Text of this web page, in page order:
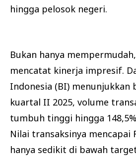
hingga pelosok negeri.
Bukan hanya
mencatat kinerja impresif.
Indonesia (BI) menunjukkan
kuartal II 2025, volume
tumbuh tinggi hingga
Nilai transaksinya mencapai
hanya sedikit di bawah